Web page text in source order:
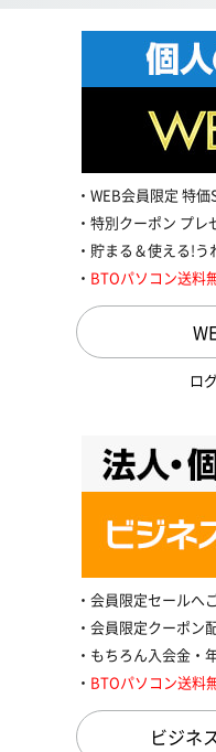
WEB会員限定 特価
特別クーポン プレ
貯まる＆使える!う
BTOパソコン送料
ロ
会員限定セールへ
会員限定クーポン
もちろん入会金・
BTOパソコン送料
ビジネ